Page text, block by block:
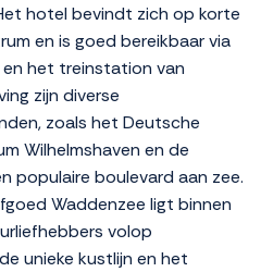
hotel bevindt zich op korte
en is goed bereikbaar via
en het treinstation van
zijn diverse
zoals het Deutsche
Wilhelmshaven en de
populaire boulevard aan zee.
Waddenzee ligt binnen
volop
unieke kustlijn en het